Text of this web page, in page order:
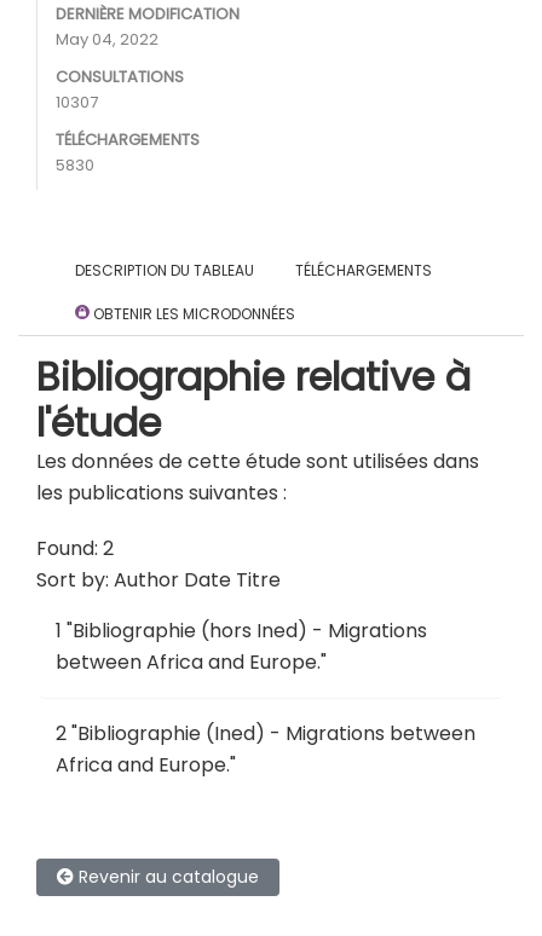
DERNIÈRE MODIFICATION
May 04, 2022
CONSULTATIONS
10307
TÉLÉCHARGEMENTS
5830
DESCRIPTION DU TABLEAU TÉLÉCHARGEMENTS
OBTENIR LES MICRODONNÉES
Bibliographie relative à
l'étude
Les données de cette étude sont utilisées dans
les publications suivantes :
Found: 2
Sort by: Author Date Titre
1 "Bibliographie (hors Ined) - Migrations
between Africa and Europe."
2"Bibliographie (Ined) - Migrations between
Africa and Europe."
Revenir au catalogue